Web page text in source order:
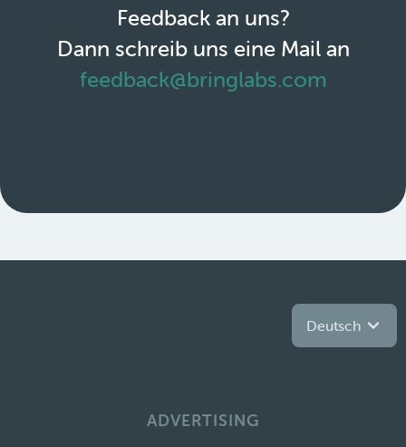
Feedback an uns?
Dann schreib uns eine Mail an
feedback@bringlabs.com
Deutsch
ADVERTISING